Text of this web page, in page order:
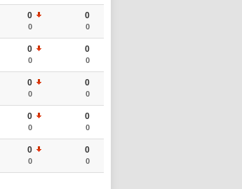
0
0
0
0
0
0
0
0
0
0
0
0
0
0
0
0
0
0
0
0